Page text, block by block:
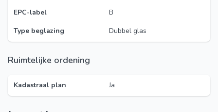
EPC-label
B
Type beglazing
Dubbel glas
Ruimtelijke ordening
Kadastraal plan Ja